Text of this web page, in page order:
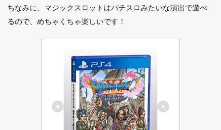
10
まと
ちなみに、マジックスロットはパチスロみたいな演出で遊べ
るので、めちゃくちゃ楽しいです！